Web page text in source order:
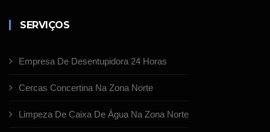
SERVIÇOS
Empresa De Desentupidora 24 Horas
Cercas Concertina Na Zona Norte
Limpeza De Caixa De Água Na Zona Norte